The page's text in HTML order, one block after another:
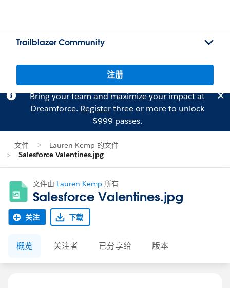
Trailblazer Community
注册
Bring your team and maximize your impact at
Dreamforce. Registerthree or more to unlock
$999 passes.
文件
Lauren Kemp 的文件
Salesforce Valentines.jpg
文件由 Lauren Kemp 所有
Salesforce Valentines.jpg
关注 下载
概览 关注者 已分享给 版本